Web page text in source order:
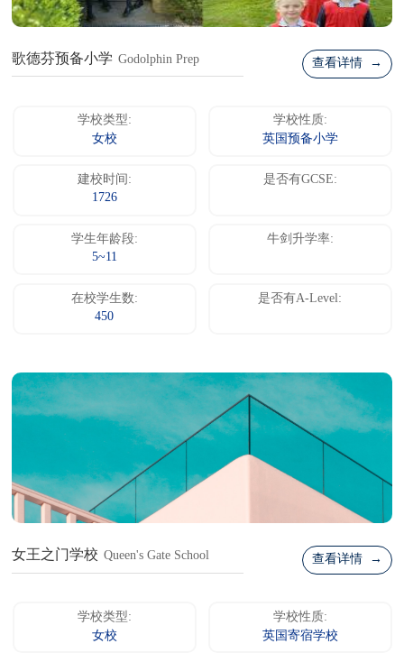
歌德芬预备小学 Godolphin Prep 查看详情 →
学校类型:
女校
学校性质:
英国预备小学
建校时间:
1726
是否有GCSE:
学生年龄段:
5~11
牛剑升学率:
在校学生数:
450
是否有A-Level:
女王之门学校 Queen's Gate School 查看详情 →
学校类型:
女校
学校性质:
英国寄宿学校